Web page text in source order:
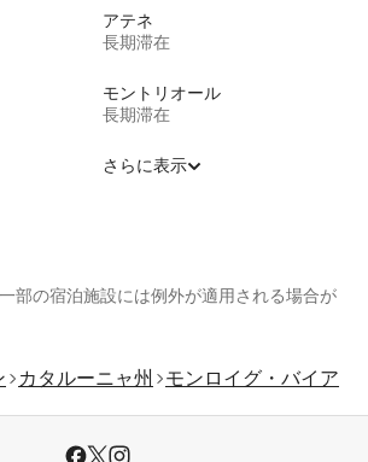
アテネ
長期滞在
モントリオール
長期滞在
さらに表示
部の宿泊施設には例外が適用される場合が
カタルーニャ州
モンロイグ・バイア